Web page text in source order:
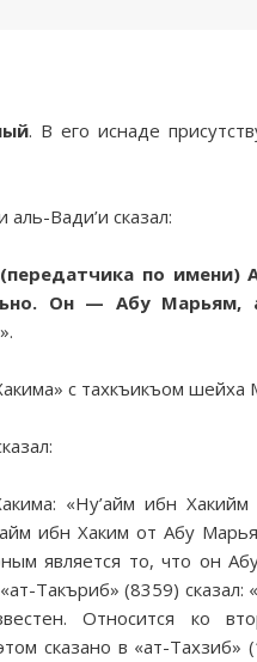
. В его иснаде
Вади’и сказал:
по имени)
Он — Абу Марьям,
».
с тахкъикъом шейха
«Ну’айм ибн
ибн Хаким от Абу
является то, что он
Такъриб» (8359)
Относится ко
сказано в «ат-